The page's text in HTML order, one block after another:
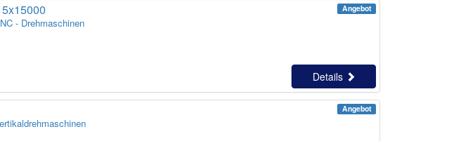
Angebot
- Drehmaschinen
Details
Angebot